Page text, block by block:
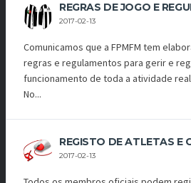
REGRAS DE JOGO E
2017-02-13
Comunicamos que a FPMFM tem
regras e regulamentos para gerir e
funcionamento de toda a atividade
No...
REGISTO DE ATLETAS E
2017-02-13